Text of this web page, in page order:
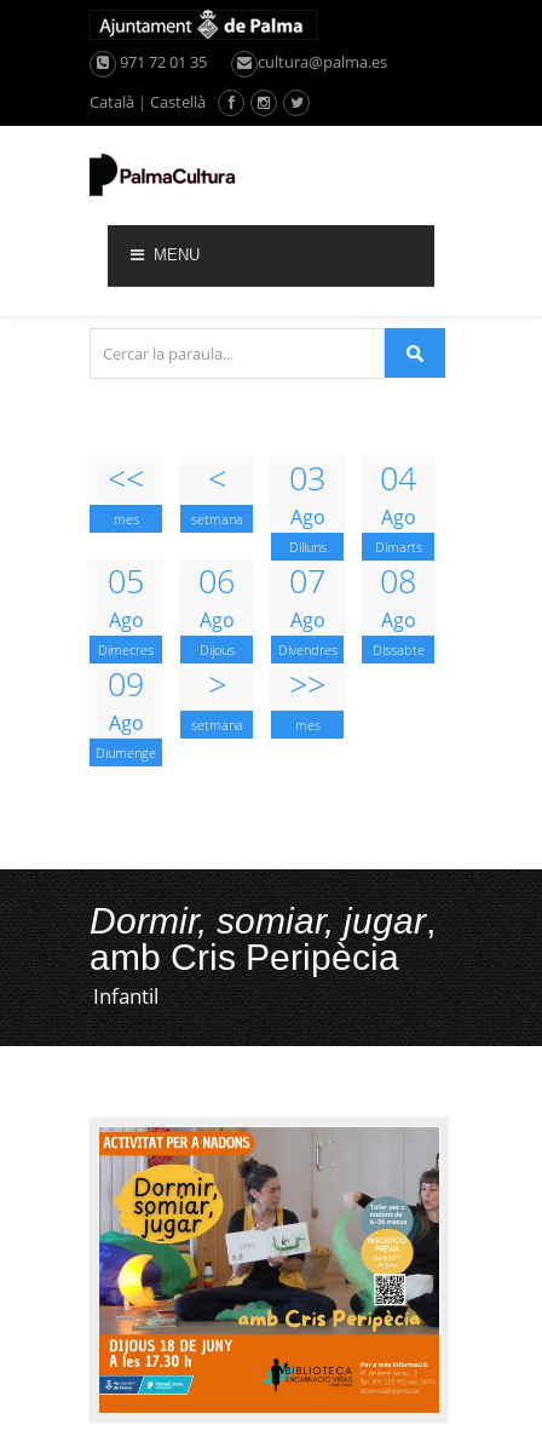
971 72 01 35
cultura@palma.es
Català | Castellà
MENU
<<
mes
<
setmana
03
Ago
Dilluns
04
Ago
Dimarts
05
Ago
Dimecres
06
Ago
Dijous
07
Ago
Divendres
08
Ago
Dissabte
09
Ago
Diumenge
>
setmana
>>
mes
Dormir, somiar, jugar,
amb Cris Peripècia
Infantil